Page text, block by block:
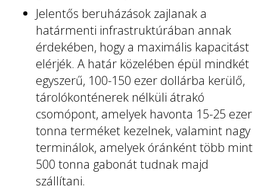
Jelentős beruházások zajlanak a
határmenti infrastruktúrában annak
érdekében, hogy a maximális kapacitást
elérjék. A határ közelében épül mindkét
egyszerű, 100-150 ezer dollárba kerülő,
tárolókonténerek nélküli átrakó
csomópont, amelyek havonta 15-25 ezer
tonna terméket kezelnek, valamint nagy
terminálok, amelyek óránként több mint
500 tonna gabonát tudnak majd
szállítani.